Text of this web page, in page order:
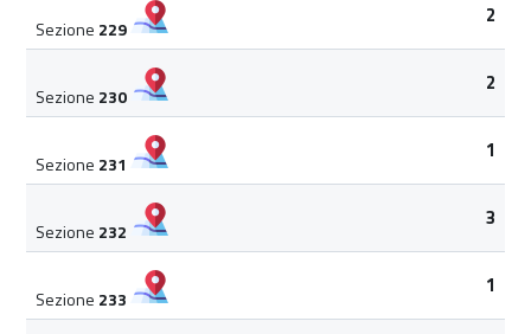
Sezione 229
2
Sezione 230
2
Sezione 231
1
Sezione 232
3
Sezione 233
1